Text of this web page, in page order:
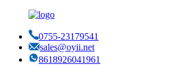
0755-23179541
sales@oyii.net
8618926041961